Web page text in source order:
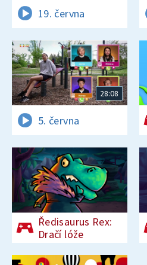
19. června
28:08
5. června
Ředisaurus Rex:
Dračí lóže